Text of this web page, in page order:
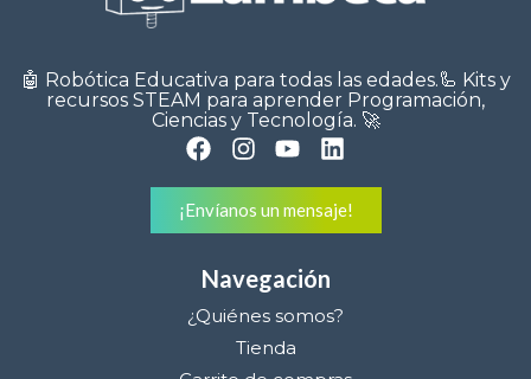
🤖 Robótica Educativa para todas las edades.🦾 Kits y
recursos STEAM para aprender Programación,
Ciencias y Tecnología. 🚀
¡Envíanos un mensaje!
Navegación
¿Quiénes somos?
Tienda